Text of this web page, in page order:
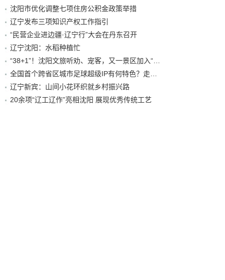
沈阳市优化调整七项住房公积金政策举措
辽宁发布三项知识产权工作指引
“民营企业进边疆·辽宁行”大会在丹东召开
辽宁沈阳：水稻种植忙
辽宁新宾：山间小花环织就乡村振兴路
20余项“辽工辽作”亮相沈阳 展现优秀传统工艺